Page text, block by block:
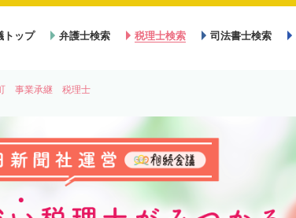
トップ 弁護士検索 税理士検索 司法書士検索
事業承継 税理士